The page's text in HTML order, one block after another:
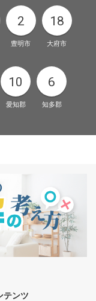
2
豊明市
18
大府市
10
愛知郡
6
知多郡
テンツ